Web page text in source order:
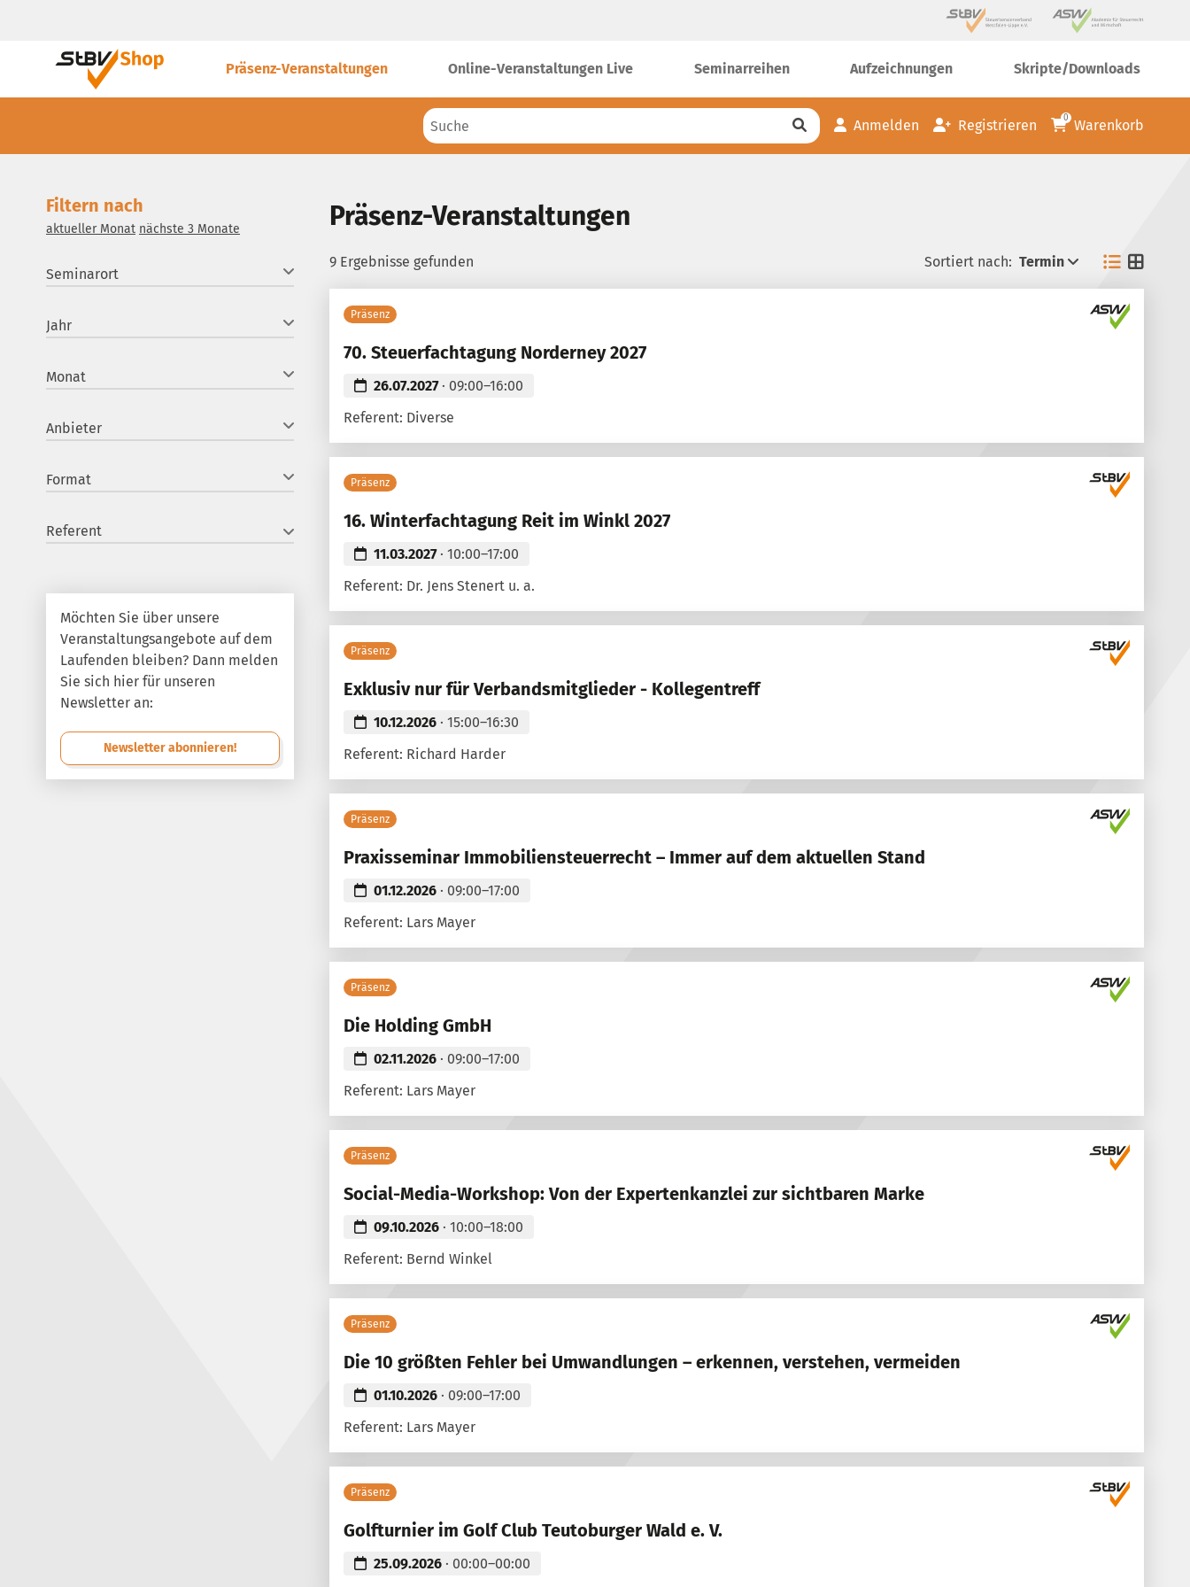
Präsenz-Veranstaltungen Online-Veranstaltungen Live Seminarreihen Aufzeichnungen Skripte/Downloads
Anmelden Registrieren 0 Warenkorb
Filtern nach
aktueller Monat nächste 3 Monate
Seminarort
Jahr
Monat
Anbieter
Format
Referent
Möchten Sie über unsere
Veranstaltungsangebote auf dem
Laufenden bleiben? Dann melden
Sie sich hier für unseren
Newsletter an:
Newsletter abonnieren!
Präsenz-Veranstaltungen
9 Ergebnisse gefunden Sortiert nach: Termin
Präsenz
70. Steuerfachtagung Norderney 2027
26.07.2027· 09:00–16:00
Referent: Diverse
Präsenz
16. Winterfachtagung Reit im Winkl 2027
11.03.2027· 10:00–17:00
Referent: Dr. Jens Stenert u. a.
Präsenz
Exklusiv nur für Verbandsmitglieder - Kollegentreff
10.12.2026 · 15:00–16:30
Referent: Richard Harder
Präsenz
Praxisseminar Immobiliensteuerrecht – Immer auf dem aktuellen Stand
01.12.2026 · 09:00–17:00
Referent: Lars Mayer
Präsenz
Die Holding GmbH
02.11.2026 · 09:00–17:00
Referent: Lars Mayer
Präsenz
Social-Media-Workshop: Von der Expertenkanzlei zur sichtbaren Marke
09.10.2026 · 10:00–18:00
Referent: Bernd Winkel
Präsenz
Die 10 größten Fehler bei Umwandlungen – erkennen, verstehen, vermeiden
01.10.2026 · 09:00–17:00
Referent: Lars Mayer
Präsenz
Golfturnier im Golf Club Teutoburger Wald e. V.
25.09.2026 · 00:00–00:00